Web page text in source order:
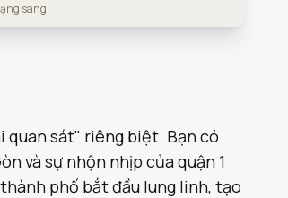
sang
quan sát" riêng biệt. Bạn có
và sự nhộn nhịp của quận 1
phố bắt đầu lung linh, tạo